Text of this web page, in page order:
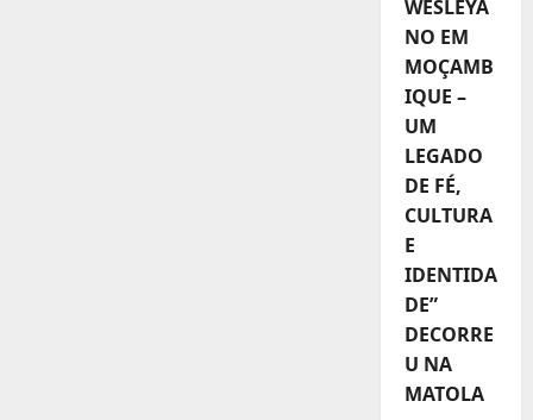
WESLEYA
NO EM
MOÇAMB
IQUE –
UM
LEGADO
DE FÉ,
CULTURA
E
IDENTIDA
DE”
DECORRE
U NA
MATOLA